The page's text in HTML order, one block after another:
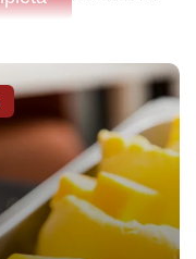
assessor da senadora
Arilson Chiorato.
um favor ao prefeito,
Chiorato lamentou
Acreditamos que